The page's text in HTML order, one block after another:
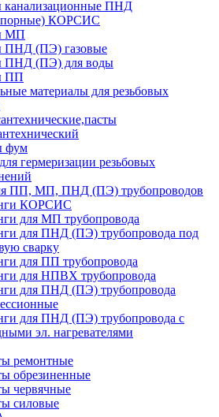
канализационные ПНД
КОРСИС
МП
ПНД (ПЭ) газовые
ПНД (ПЭ) для воды
ПП
материалы для резьбовых
фум
гермеризации резьбовых
ПП, МП, ПНД (ПЭ) трубопроводов
КОРСИС
для МП трубопровода
для ПНД (ПЭ) трубопровода под
сварку
для ПП трубопровода
для НПВХ трубопровода
для ПНД (ПЭ) трубопровода
для ПНД (ПЭ) трубопровода с
эл. нагревателями
ремонтные
обрезиненные
червячные
силовые